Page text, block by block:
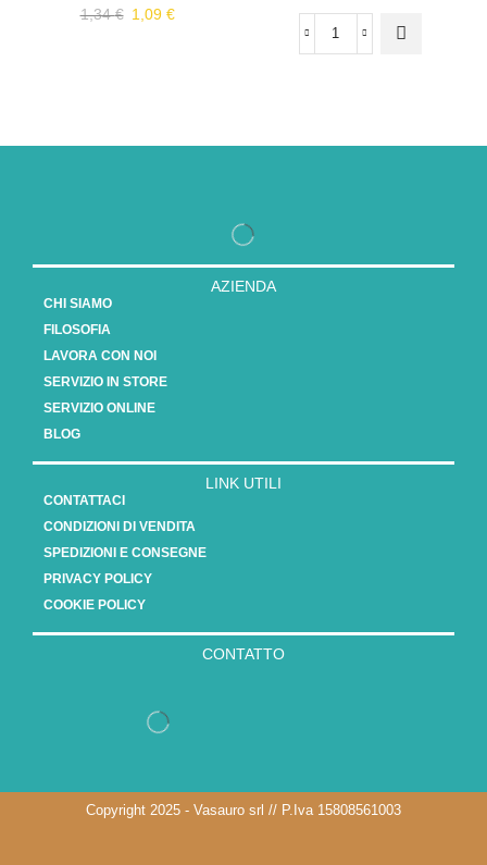
1,34€ 1,09 €
AZIENDA
CHI SIAMO
FILOSOFIA
LAVORA CON NOI
SERVIZIO IN STORE
SERVIZIO ONLINE
BLOG
LINK UTILI
CONTATTACI
CONDIZIONI DI VENDITA
SPEDIZIONI E CONSEGNE
PRIVACY POLICY
COOKIE POLICY
CONTATTO
Copyright 2025 - Vasauro srl // P.Iva 15808561003